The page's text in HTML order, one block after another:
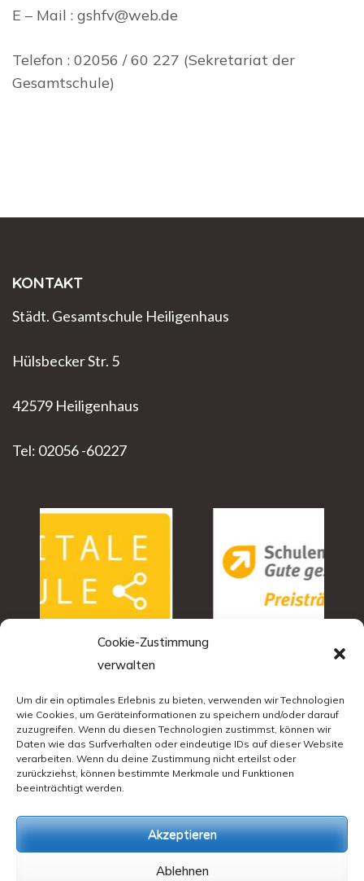
Cookie-Zustimmung
verwalten
Um dir ein optimales Erlebnis zu bieten, verwenden wir Technologien
wie Cookies, um Geräteinformationen zu speichern und/oder darauf
zuzugreifen. Wenn du diesen Technologien zustimmst, können wir
Daten wie das Surfverhalten oder eindeutige IDs auf dieser Website
verarbeiten. Wenn du deine Zustimmung nicht erteilst oder
zurückziehst, können bestimmte Merkmale und Funktionen
beeinträchtigt werden.
Akzeptieren
Ablehnen
E – Mail : gshfv@web.de
Telefon : 02056 / 60 227 (Sekretariat der
Gesamtschule)
KONTAKT
Städt. Gesamtschule Heiligenhaus
Hülsbecker Str. 5
42579 Heiligenhaus
Tel: 02056 -60227